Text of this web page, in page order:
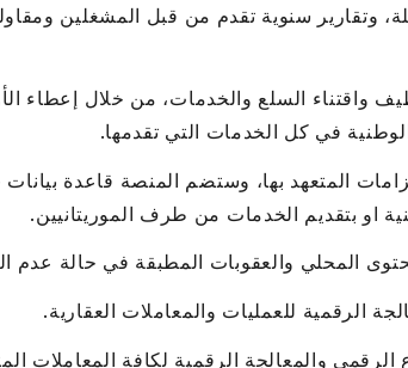
وتقارير سنوية تقدم من قبل المشغلين
واقتناء السلع والخدمات، من خلال إعطاء
في كل الخدمات التي تقدمها.
المتعهد بها، وستضم المنصة قاعدة
او بتقديم الخدمات من طرف الموريتانيين.
المحلي والعقوبات المطبقة في حالة عدم
الرقمية للعمليات والمعاملات العقارية.
والمعالجة الرقمية لكافة المعاملات